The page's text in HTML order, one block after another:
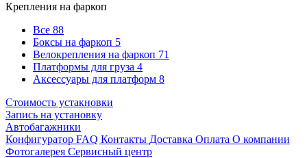
Крепления на фаркоп
Все 88
Боксы на фаркоп 5
Велокрепления на фаркоп 71
Платформы для груза 4
Аксессуары для платформ 8
Стоимость устакновки
Запись на установку
Автобагажники
Конфигуратор FAQ Контакты Доставка Оплата О компании
Фотогалерея Сервисный центр